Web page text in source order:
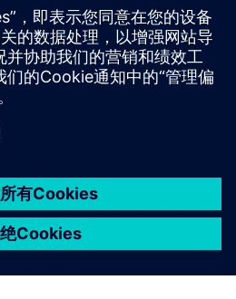
合作伙伴。metaXD 提供 und 坐